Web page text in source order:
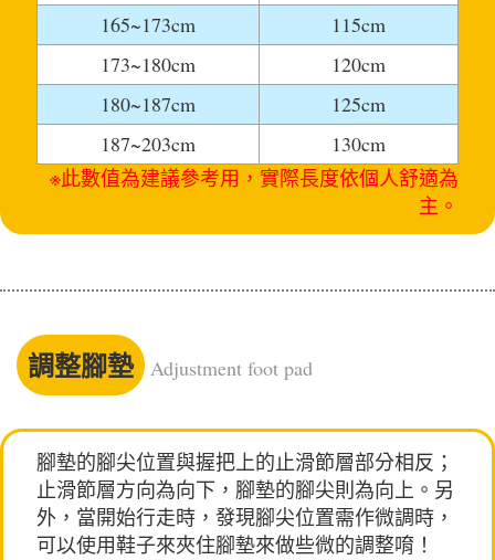
165~173cm
115cm
173~180cm
120cm
180~187cm
125cm
187~203cm
130cm
※此數值為建議參考用，實際長度依個人舒適為
主。
調整腳墊 Adjustment foot pad
腳墊的腳尖位置與握把上的止滑節層部分相反；
止滑節層方向為向下，腳墊的腳尖則為向上。另
外，當開始行走時，發現腳尖位置需作微調時，
可以使用鞋子來夾住腳墊來做些微的調整唷！